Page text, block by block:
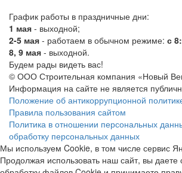
График работы в праздничные дни:
1 мая - выходной;
2-5 мая - работаем в обычном режиме: с
8, 9 мая - выходной.
Будем рады видеть вас!
© ООО Строительная компания «Новый
Информация на сайте не является
Положение об антикоррупционной
Правила пользования сайтом
Политика в отношении персональных
обработку персональных данных
Мы используем Cookie, в том числе сервис
Продолжая использовать наш сайт, вы даете